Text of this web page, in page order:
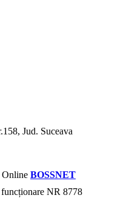
Jud. Suceava
Online BOSSNET
NR 8778